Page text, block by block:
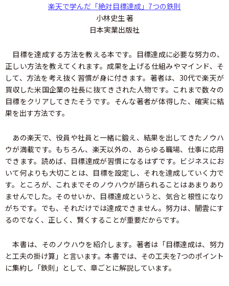
楽天で学んだ「絶対目標達成」7つの鉄則
小林史生 著
日本実業出版社
目標を達成する方法を教える本です。目標達成に必要な努力の、
正しい方法を教えてくれます。成果を上げる仕組みやマインド、そ
して、方法を考え抜く習慣が身に付きます。著者は、30代で楽天が
買収した米国企業の社長に抜てきされた人物です。これまで数々の
目標をクリアしてきたそうです。そんな著者が体得した、確実に結
果を出す方法です。
あの楽天で、役員や社員と一緒に鍛え、結果を出してきたノウハ
ウが満載です。もちろん、楽天以外の、あらゆる職場、仕事に応用
できます。読めば、目標達成が習慣になるはずです。ビジネスにお
いて何よりも大切ことは、目標を設定し、それを達成していく力で
す。ところが、これまでそのノウハウが語られることはあまりあり
ませんでした。そのせいか、目標達成というと、気合と根性になり
がちです。でも、それだけでは達成できません。努力は、闇雲にす
るのでなく、正しく、賢くすることが重要だからです。
本書は、そのノウハウを紹介します。著者は「目標達成は、努力
と工夫の掛け算」と言います。本書では、その工夫を7つのポイント
に集約し「鉄則」として、章ごとに解説しています。